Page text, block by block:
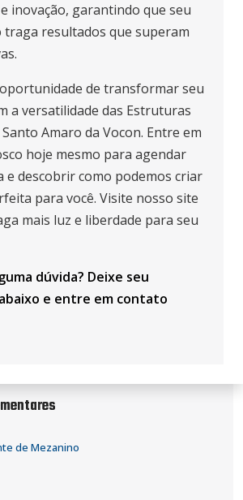
inovação, garantindo que seu
resultados que superam
de transformar seu
a versatilidade das Estruturas
Amaro da Vocon. Entre em
hoje mesmo para agendar
e descobrir como podemos criar
para você. Visite nosso site
mais luz e liberdade para seu
dúvida? Deixe seu
e entre em contato
de Mezanino